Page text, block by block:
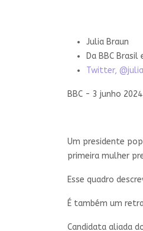
Julia Braun
Da BBC Brasil
Twitter,
BBC - 3 junho 2024
Um presidente
primeira mulher
Esse quadro
É também um
Candidata aliada